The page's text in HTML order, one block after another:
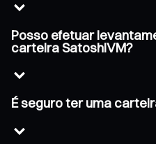
Posso efetuar
carteira SatoshiVM?
É seguro ter uma